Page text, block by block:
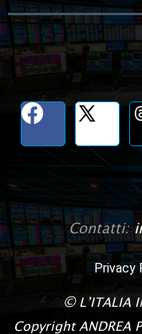
Contatti:
Privacy
© L’ITALIA
Copyright ANDREA